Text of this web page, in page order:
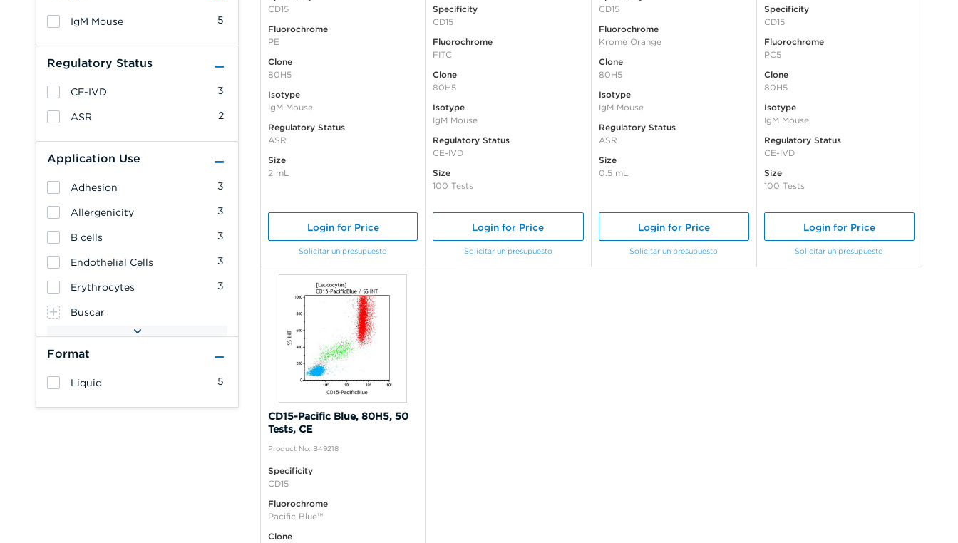
5
IgM Mouse
Regulatory Status
3
CE-IVD
2
ASR
Application Use
3
Adhesion
3
Allergenicity
3
B cells
3
Endothelial Cells
3
Erythrocytes
Buscar
Format
5
Liquid
CD15
Fluorochrome
PE
Clone
80H5
Isotype
IgM Mouse
Regulatory Status
ASR
Size
2 mL
Login for Price
Solicitar un presupuesto
Specificity
CD15
Fluorochrome
FITC
Clone
80H5
Isotype
IgM Mouse
Regulatory Status
CE-IVD
Size
100 Tests
Login for Price
Solicitar un presupuesto
CD15
Fluorochrome
Krome Orange
Clone
80H5
Isotype
IgM Mouse
Regulatory Status
ASR
Size
0.5 mL
Login for Price
Solicitar un presupuesto
Specificity
CD15
Fluorochrome
PC5
Clone
80H5
Isotype
IgM Mouse
Regulatory Status
CE-IVD
Size
100 Tests
Login for Price
Solicitar un presupuesto
CD15-Pacific Blue, 80H5, 50
Tests, CE
Product No: B49218
Specificity
CD15
Fluorochrome
Pacific Blue™
Clone